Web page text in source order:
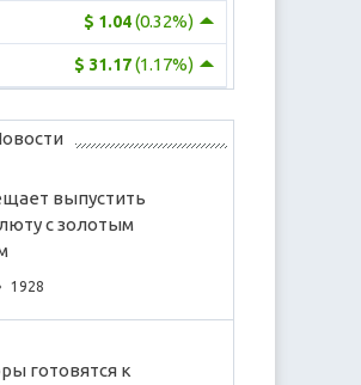
$ 1.04(0.32%)
$ 31.17(1.17%)
выпустить
с золотым
1928
готовятся к